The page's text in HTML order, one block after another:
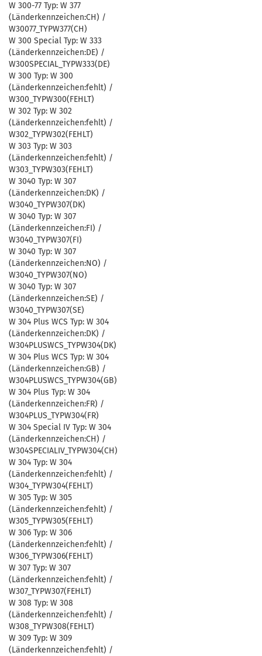
W 300-77 Typ: W 377
(Länderkennzeichen:CH) /
W30077_TYPW377(CH)
W 300 Special Typ: W 333
(Länderkennzeichen:DE) /
W300SPECIAL_TYPW333(DE)
W 300 Typ: W 300
(Länderkennzeichen:fehlt) /
W300_TYPW300(FEHLT)
W 302 Typ: W 302
(Länderkennzeichen:fehlt) /
W302_TYPW302(FEHLT)
W 303 Typ: W 303
(Länderkennzeichen:fehlt) /
W303_TYPW303(FEHLT)
W 3040 Typ: W 307
(Länderkennzeichen:DK) /
W3040_TYPW307(DK)
W 3040 Typ: W 307
(Länderkennzeichen:FI) /
W3040_TYPW307(FI)
W 3040 Typ: W 307
(Länderkennzeichen:NO) /
W3040_TYPW307(NO)
W 3040 Typ: W 307
(Länderkennzeichen:SE) /
W3040_TYPW307(SE)
W 304 Plus WCS Typ: W 304
(Länderkennzeichen:DK) /
W304PLUSWCS_TYPW304(DK)
W 304 Plus WCS Typ: W 304
(Länderkennzeichen:GB) /
W304PLUSWCS_TYPW304(GB)
W 304 Plus Typ: W 304
(Länderkennzeichen:FR) /
W304PLUS_TYPW304(FR)
W 304 Special IV Typ: W 304
(Länderkennzeichen:CH) /
W304SPECIALIV_TYPW304(CH)
W 304 Typ: W 304
(Länderkennzeichen:fehlt) /
W304_TYPW304(FEHLT)
W 305 Typ: W 305
(Länderkennzeichen:fehlt) /
W305_TYPW305(FEHLT)
W 306 Typ: W 306
(Länderkennzeichen:fehlt) /
W306_TYPW306(FEHLT)
W 307 Typ: W 307
(Länderkennzeichen:fehlt) /
W307_TYPW307(FEHLT)
W 308 Typ: W 308
(Länderkennzeichen:fehlt) /
W308_TYPW308(FEHLT)
W 309 Typ: W 309
(Länderkennzeichen:fehlt) /